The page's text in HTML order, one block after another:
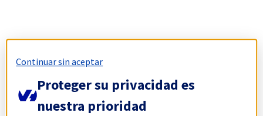
Continuar sin aceptar
Proteger su privacidad es
nuestra prioridad